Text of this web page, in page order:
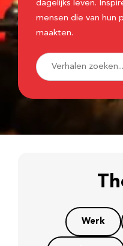
dagelijks leven.
mensen die van hun
maakten.
Werk